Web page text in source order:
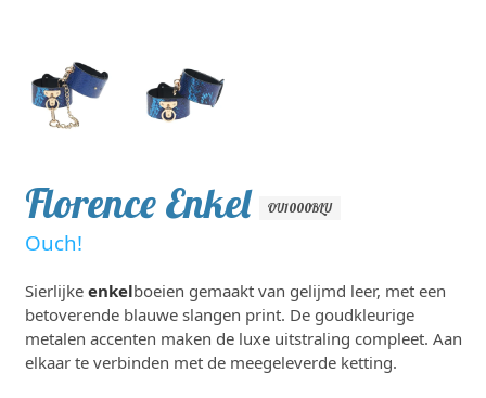
Florence Enkel OU1000BLU
Ouch!
Sierlijke enkelboeien gemaakt van gelijmd leer, met een
betoverende blauwe slangen print. De goudkleurige
metalen accenten maken de luxe uitstraling compleet. Aan
elkaar te verbinden met de meegeleverde ketting.